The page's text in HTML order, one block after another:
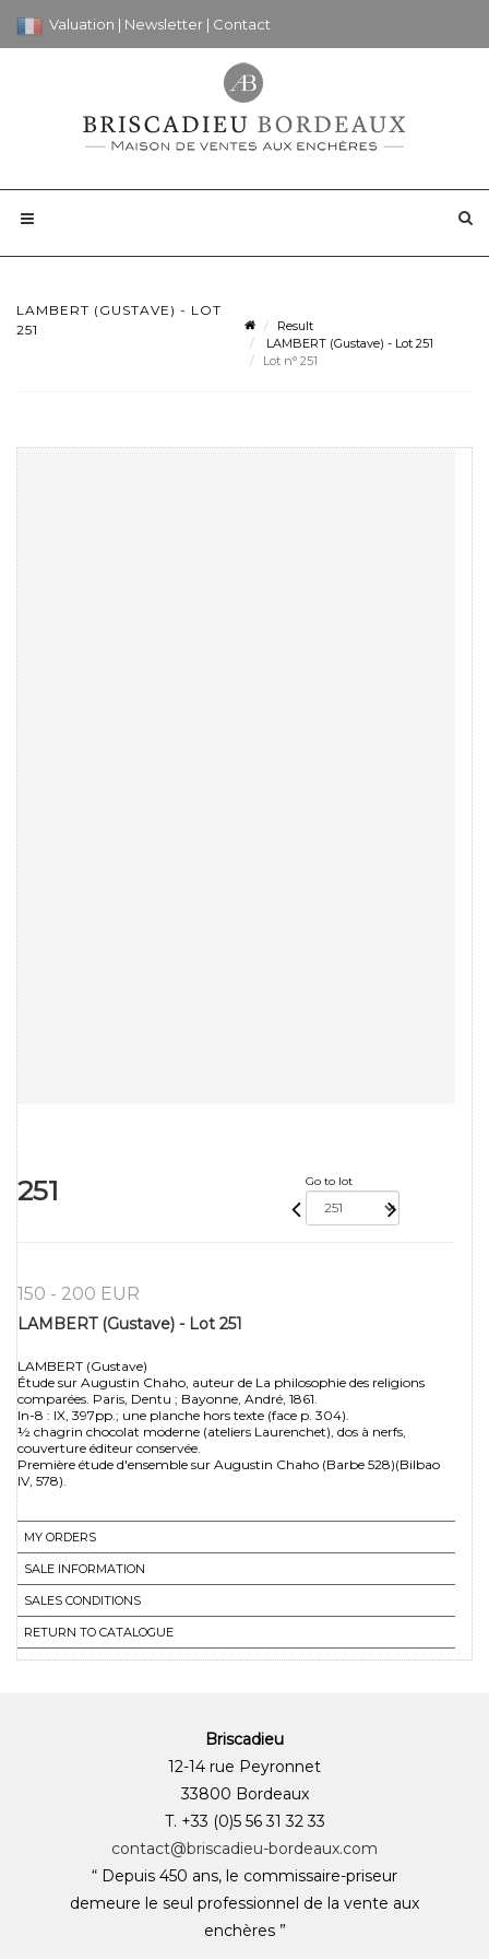
Valuation | Newsletter | Contact
LAMBERT (GUSTAVE) - LOT
251
Result
LAMBERT (Gustave) - Lot 251
Lot n° 251
251 Go to lot
150 - 200 EUR
LAMBERT (Gustave) - Lot 251
LAMBERT (Gustave)
Étude sur Augustin Chaho, auteur de La philosophie des religions
comparées. Paris, Dentu ; Bayonne, André, 1861.
In-8 : IX, 397pp.; une planche hors texte (face p. 304).
½ chagrin chocolat moderne (ateliers Laurenchet), dos à nerfs,
couverture éditeur conservée.
Première étude d'ensemble sur Augustin Chaho (Barbe 528)(Bilbao
IV, 578).
MY ORDERS
SALE INFORMATION
SALES CONDITIONS
RETURN TO CATALOGUE
Briscadieu
12-14 rue Peyronnet
33800 Bordeaux
T. +33 (0)5 56 31 32 33
contact@briscadieu-bordeaux.com
“ Depuis 450 ans, le commissaire-priseur
demeure le seul professionnel de la vente aux
enchères ”